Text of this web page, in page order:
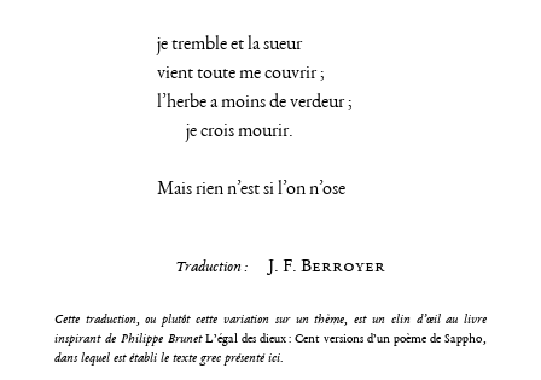
je tremble et la sueur
vient toute me couvrir ;
l’herbe a moins de verdeur ;
je crois mourir.
Mais rien n’est si l’on n’ose
Traduction : J. F. Berroyer
Cette traduction, ou plutôt cette variation sur un thème, est un clin d’œil au livre
inspirant de Philippe BrunetL’égal des dieux : Cent versions d’un poème de Sappho,
dans lequel est établi le texte grec présenté ici.